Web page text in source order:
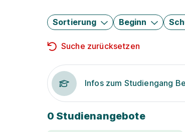
Sortierung Beginn
Suche zurücksetzen
Infos zum Studiengang
0 Studienangebote